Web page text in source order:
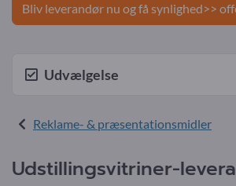
Bliv leverandør nu og få synlighed>>
Udvælgelse
Reklame- & præsentationsmidler
Udstillingsvitriner-